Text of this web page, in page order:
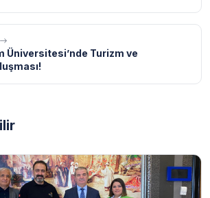
Üniversitesi’nde Turizm ve